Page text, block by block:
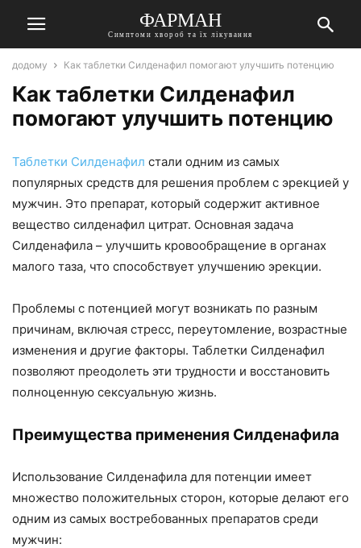
ФАРМАН
Симптоми хвороб та їх лікування
додому Как таблетки Силденафил помогают улучшить потенцию
Как таблетки Силденафил
помогают улучшить потенцию
Таблетки Силденафил стали одним из самых
популярных средств для решения проблем с эрекцией у
мужчин. Это препарат, который содержит активное
вещество силденафил цитрат. Основная задача
Силденафила – улучшить кровообращение в органах
малого таза, что способствует улучшению эрекции.
Проблемы с потенцией могут возникать по разным
причинам, включая стресс, переутомление, возрастные
изменения и другие факторы. Таблетки Силденафил
позволяют преодолеть эти трудности и восстановить
полноценную сексуальную жизнь.
Преимущества применения Силденафила
Использование Силденафила для потенции имеет
множество положительных сторон, которые делают его
одним из самых востребованных препаратов среди
мужчин: